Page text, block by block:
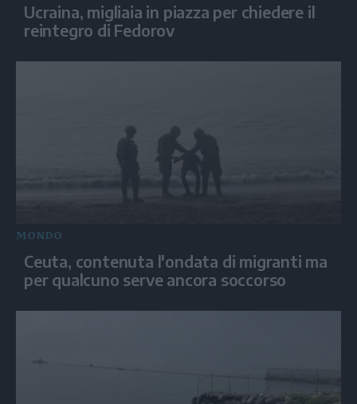
Ucraina, migliaia in piazza per chiedere il
reintegro di Fedorov
MONDO
Ceuta, contenuta l'ondata di migranti ma
per qualcuno serve ancora soccorso